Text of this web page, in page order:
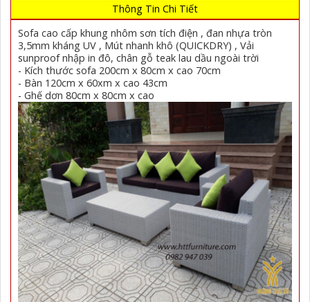
Thông Tin Chi Tiết
Sofa cao cấp khung nhôm sơn tích điện , đan nhựa tròn
3,5mm kháng UV , Mút nhanh khô (QUICKDRY) , Vải
sunproof nhập in đô, chân gỗ teak lau dầu ngoài trời
- Kích thước sofa 200cm x 80cm x cao 70cm
- Bàn 120cm x 60xm x cao 43cm
- Ghế dơn 80cm x 80cm x cao